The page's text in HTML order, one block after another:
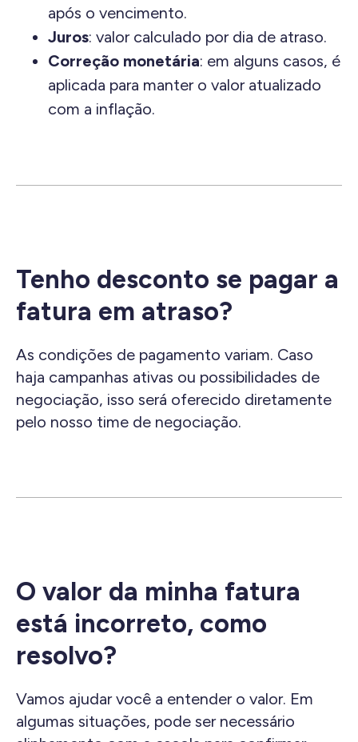
após o vencimento.
Juros: valor calculado por dia de atraso.
Correção monetária: em alguns casos, é
aplicada para manter o valor atualizado
com a inflação.
Tenho desconto se pagar a
fatura em atraso?
As condições de pagamento variam. Caso
haja campanhas ativas ou possibilidades de
negociação, isso será oferecido diretamente
pelo nosso time de negociação.
O valor da minha fatura
está incorreto, como
resolvo?
Vamos ajudar você a entender o valor. Em
algumas situações, pode ser necessário